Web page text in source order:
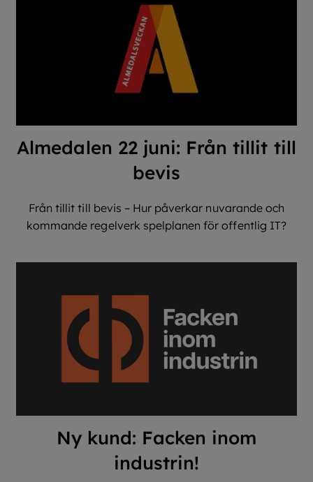
Almedalen 22 juni: Från tillit till
bevis
Från tillit till bevis – Hur påverkar nuvarande och
kommande regelverk spelplanen för offentlig IT?
Ny kund: Facken inom
industrin!